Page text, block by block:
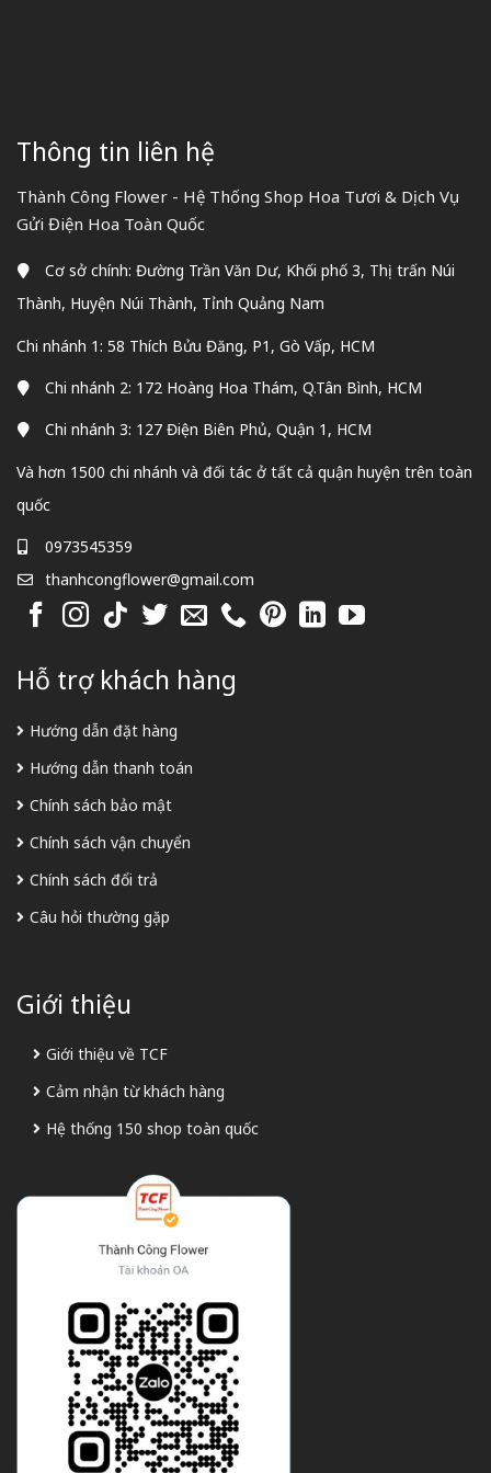
Thông tin liên hệ
Thành Công Flower - Hệ Thống Shop Hoa Tươi & Dịch Vụ
Gửi Điện Hoa Toàn Quốc
Cơ sở chính: Đường Trần Văn Dư, Khối phố 3, Thị trấn Núi
Thành, Huyện Núi Thành, Tỉnh Quảng Nam
Chi nhánh 1: 58 Thích Bửu Đăng, P1, Gò Vấp, HCM
Chi nhánh 2: 172 Hoàng Hoa Thám, Q.Tân Bình, HCM
Chi nhánh 3: 127 Điện Biên Phủ, Quận 1, HCM
Và hơn 1500 chi nhánh và đối tác ở tất cả quận huyện trên toàn
quốc
0973545359
thanhcongflower@gmail.com
Hỗ trợ khách hàng
Hướng dẫn đặt hàng
Hướng dẫn thanh toán
Chính sách bảo mật
Chính sách vận chuyển
Chính sách đổi trả
Câu hỏi thường gặp
Giới thiệu
Giới thiệu về TCF
Cảm nhận từ khách hàng
Hệ thống 150 shop toàn quốc